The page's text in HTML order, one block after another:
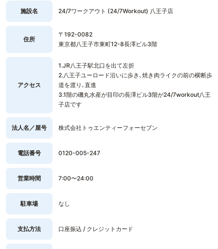
施設名 24/7ワークアウト (24/7Workout) 八王子店
住所
〒192-0082
東京都八王子市東町12-8長澤ビル3階
アクセス
1.JR八王子駅北口を出て左折
2.八王子ユーロード沿いに歩き､焼き肉ライクの前の横断歩
道を渡り､直進
3.1階の磯丸水産が目印の長澤ビル3階が24/7workout八王
子店です
法人名／屋号 株式会社トゥエンティーフォーセブン
電話番号 0120-005-247
営業時間 7:00〜24:00
駐車場 なし
支払方法 口座振込 / クレジットカード